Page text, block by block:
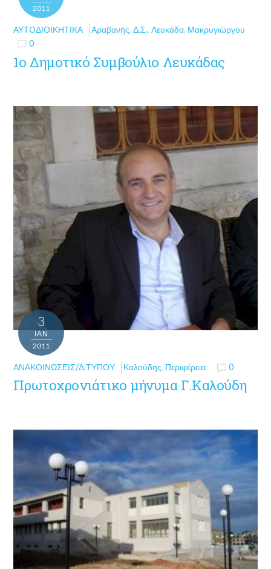
2011
ΑΥΤΟΔΙΟΙΚΗΤΙΚΆ Αραβανής,Δ.Σ.,Λευκάδα, Μακρυγιώργου
0
1o Δημοτικό Συμβούλιο Λευκάδας
3
ΙΑΝ
2011
ΑΝΑΚΟΙΝΏΣΕΙΣ/Δ.ΤΎΠΟΥ Καλούδης, Περιφέρεια 0
Πρωτοχρονιάτικο μήνυμα Γ.Καλούδη